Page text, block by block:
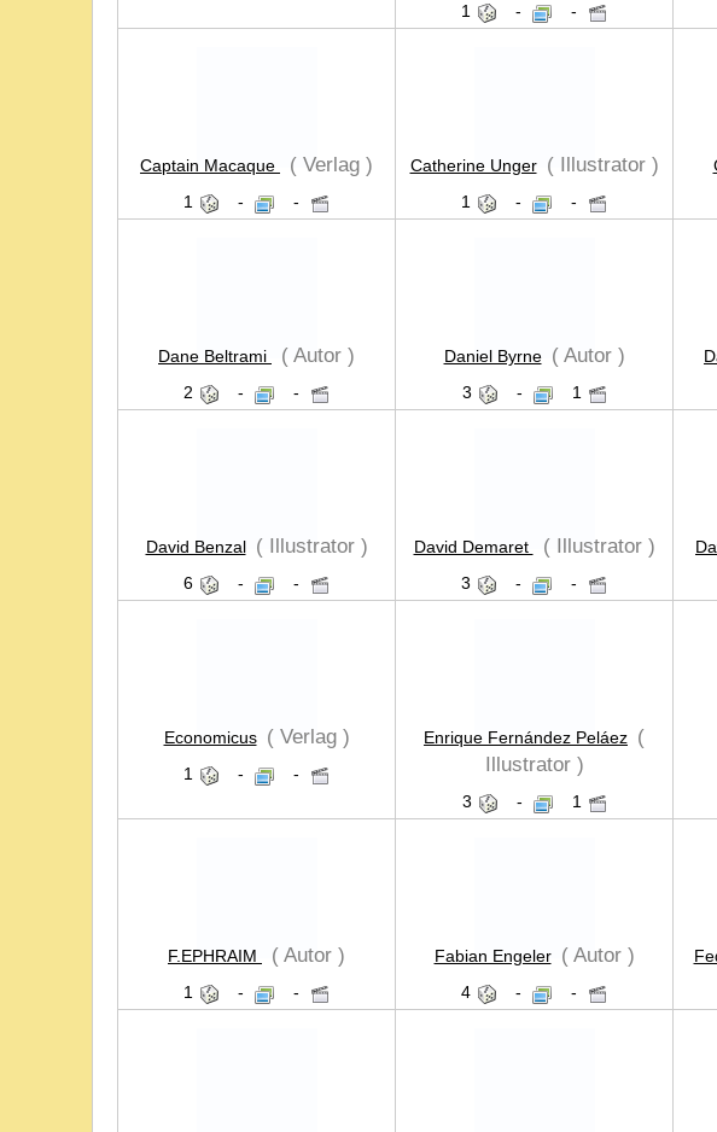
1 - -
Captain Macaque ( Verlag )
1 - -
Catherine Unger ( Illustrator )
1 - -
Dane Beltrami ( Autor )
2 - -
Daniel Byrne ( Autor )
3 - 1
David Benzal ( Illustrator )
6 - -
David Demaret ( Illustrator )
3 - -
Economicus ( Verlag )
1 - -
Enrique Fernández Peláez (
Illustrator )
3 - 1
F.EPHRAIM ( Autor )
1 - -
Fabian Engeler ( Autor )
4 - -